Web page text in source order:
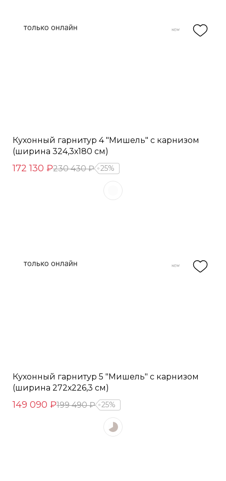
Кухонный гарнитур 4 "Мишель" с карнизом
(ширина 324,3х180 см)
172 130 ₽230 430 ₽ 25%
Кухонный гарнитур 5 "Мишель" с карнизом
(ширина 272х226,3 см)
149 090 ₽199 490 ₽ 25%